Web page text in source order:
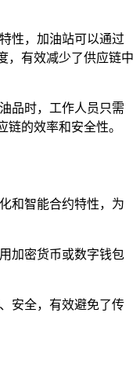
性，加油站可以通过
，有效减少了供应链中
品时，工作人员只需
的效率和安全性。
和智能合约特性，为
加密货币或数字钱包
安全，有效避免了传